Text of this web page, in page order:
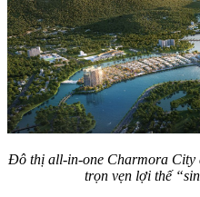
Đô thị all-in-one Charmora City
trọn vẹn lợi thế